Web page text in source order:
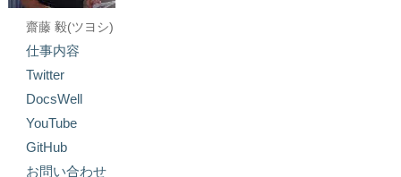
齋藤 毅(ツヨシ)
仕事内容
Twitter
DocsWell
YouTube
GitHub
お問い合わせ